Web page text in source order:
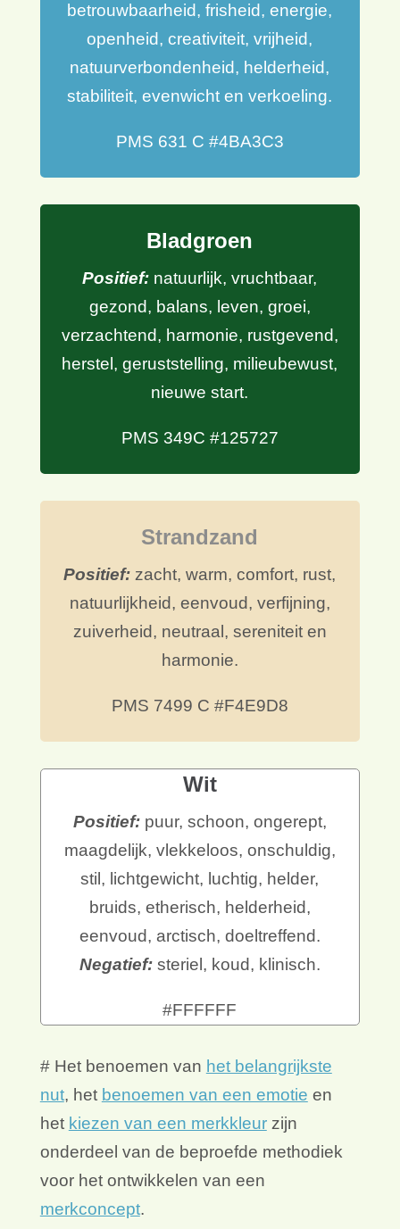
PMS 289 C #022C5A
Rif blauw
Positief:rust, kalmte, vertrouwen,
betrouwbaarheid, frisheid, energie,
openheid, creativiteit, vrijheid,
natuurverbondenheid, helderheid,
PMS 631 C #4BA3C3
Bladgroen
Positief:natuurlijk, vruchtbaar,
gezond, balans, leven, groei,
verzachtend, harmonie, rustgevend,
herstel, geruststelling, milieubewust,
PMS 349C #125727
Strandzand
Positief:zacht, warm, comfort, rust,
natuurlijkheid, eenvoud, verfijning,
zuiverheid, neutraal, sereniteit en
harmonie.
PMS 7499 C #F4E9D8
Wit
maagdelijk, vlekkeloos, onschuldig,
bruids, etherisch, helderheid,
eenvoud, arctisch, doeltreffend.
Negatief:steriel, koud, klinisch.
#FFFFFF